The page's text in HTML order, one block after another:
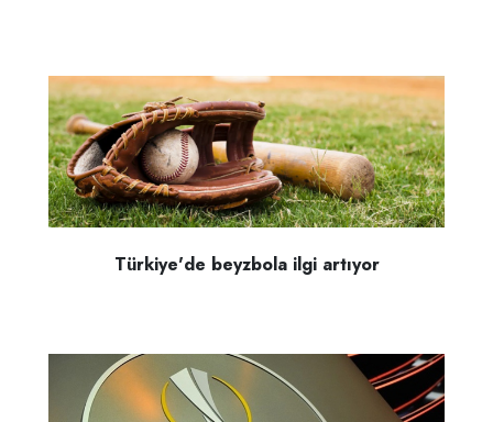
Türkiye'de beyzbola ilgi artıyor